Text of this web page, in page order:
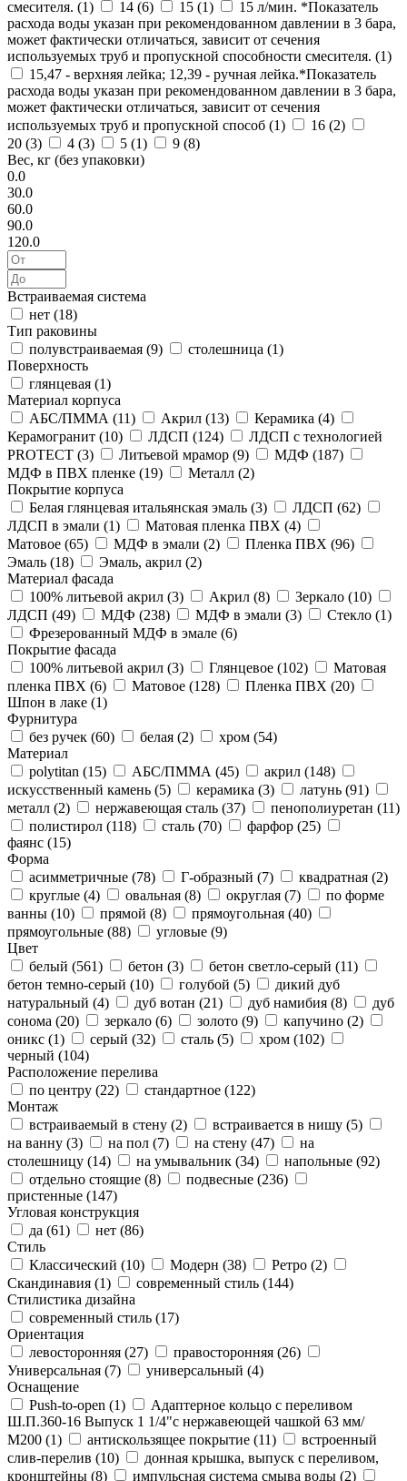
смесителя. (1) 14 (6) 15 (1)
15 л/мин. *Показатель
расхода воды указан при рекомендованном давлении в 3 бара,
может фактически отличаться, зависит от сечения
используемых труб и пропускной способности смесителя. (1)
15,47 - верхняя лейка; 12,39 - ручная лейка.*Показатель
расхода воды указан при рекомендованном давлении в 3 бара,
может фактически отличаться, зависит от сечения
используемых труб и пропускной способ (1) 16 (2)
20 (3) 4 (3) 5 (1) 9 (8)
Вес, кг (без упаковки)
0.0
30.0
60.0
90.0
120.0
Встраиваемая система
нет (18)
Тип раковины
полувстраиваемая (9) столешница (1)
Поверхность
глянцевая (1)
Материал корпуса
АБС/ПММА (11) Акрил (13) Керамика (4)
Керамогранит (10) ЛДСП (124)
ЛДСП с технологией
PROTECT (3) Литьевой мрамор (9) МДФ (187)
МДФ в ПВХ пленке (19) Металл (2)
Покрытие корпуса
Белая глянцевая итальянская эмаль (3) ЛДСП (62)
ЛДСП в эмали (1) Матовая пленка ПВХ (4)
Матовое (65) МДФ в эмали (2) Пленка ПВХ (96)
Эмаль (18) Эмаль, акрил (2)
Материал фасада
100% литьевой акрил (3) Акрил (8) Зеркало (10)
ЛДСП (49) МДФ (238) МДФ в эмали (3) Стекло (1)
Фрезерованный МДФ в эмале (6)
Покрытие фасада
100% литьевой акрил (3) Глянцевое (102)
Матовая
пленка ПВХ (6) Матовое (128) Пленка ПВХ (20)
Шпон в лаке (1)
Фурнитура
без ручек (60) белая (2) хром (54)
Материал
polytitan (15) АБС/ПММА (45) акрил (148)
искусственный камень (5) керамика (3) латунь (91)
металл (2) нержавеющая сталь (37) пенополиуретан (11)
полистирол (118) сталь (70) фарфор (25)
фаянс (15)
Форма
асимметричные (78) Г-образный (7) квадратная (2)
круглые (4) овальная (8) округлая (7)
по форме
ванны (10) прямой (8) прямоугольная (40)
прямоугольные (88) угловые (9)
Цвет
белый (561) бетон (3) бетон светло-серый (11)
бетон темно-серый (10) голубой (5)
дикий дуб
натуральный (4) дуб вотан (21) дуб намибия (8)
дуб
сонома (20) зеркало (6) золото (9) капучино (2)
оникс (1) серый (32) сталь (5) хром (102)
черный (104)
Расположение перелива
по центру (22) стандартное (122)
Монтаж
встраиваемый в стену (2) встраивается в нишу (5)
на ванну (3) на пол (7) на стену (47)
на
столешницу (14) на умывальник (34) напольные (92)
отдельно стоящие (8) подвесные (236)
пристенные (147)
Угловая конструкция
да (61) нет (86)
Стиль
Классический (10) Модерн (38) Ретро (2)
Скандинавия (1) современный стиль (144)
Стилистика дизайна
современный стиль (17)
Ориентация
левосторонняя (27) правосторонняя (26)
Универсальная (7) универсальный (4)
Оснащение
Push-to-open (1)
Адаптерное кольцо с переливом
Ш.П.360-16 Выпуск 1 1/4"с нержавеющей чашкой 63 мм/
М200 (1) антискользящее покрытие (11)
встроенный
слив-перелив (10)
донная крышка, выпуск с переливом,
кронштейны (8) импульсная система смыва воды (2)